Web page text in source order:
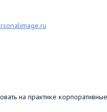
на практике